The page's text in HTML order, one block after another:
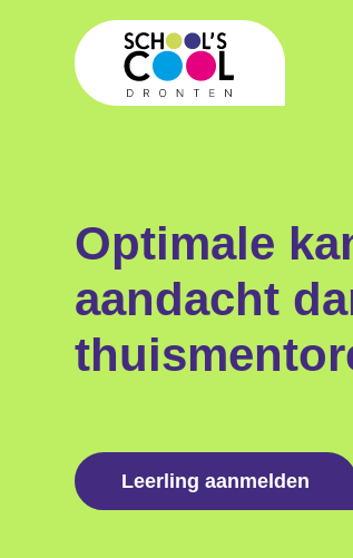
Optimale
aandacht
Leerling aanmelden